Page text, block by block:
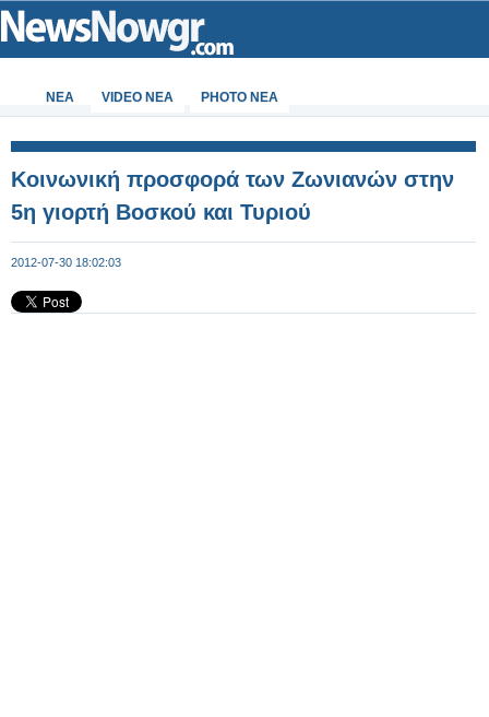
ΝΕΑ VIDEO NEA PHOTO NEA
Κοινωνική προσφορά των Ζωνιανών στην
5η γιορτή Βοσκού και Τυριού
2012-07-30 18:02:03